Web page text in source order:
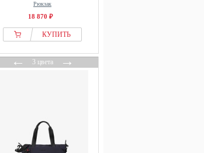
Рюкзак
18 870 ₽
КУПИТЬ
←3 цвета→